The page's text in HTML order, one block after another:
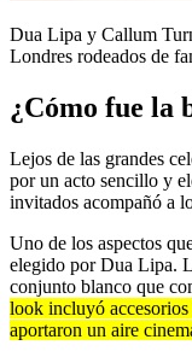
Dua Lipa y Callum
Londres rodeados de
¿Cómo fue la
Lejos de las grandes
por un acto sencillo y
invitados acompañó a
Uno de los aspectos
elegido por Dua Lipa.
conjunto blanco que
look incluyó accesorios
aportaron un aire